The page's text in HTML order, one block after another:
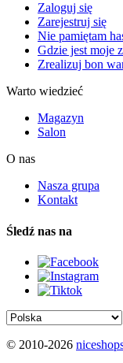
Zaloguj się
Zarejestruj się
Nie pamiętam
Gdzie jest moje
Zrealizuj bon
Warto wiedzieć
Magazyn
Salon
O nas
Nasza grupa
Kontakt
Śledź nas na
© 2010-2026